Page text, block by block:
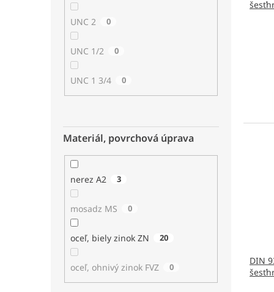
UNC 2 0
UNC 1/2 0
UNC 1 3/4 0
Materiál, povrchová úprava
nerez A2 3
mosadz MS 0
oceľ, biely zinok ZN 20
oceľ, ohnivý zinok FVZ 0
DIN